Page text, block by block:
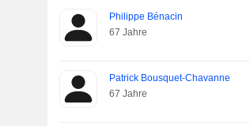
Philippe Bénacin
67 Jahre
Patrick Bousquet-Chavanne
67 Jahre